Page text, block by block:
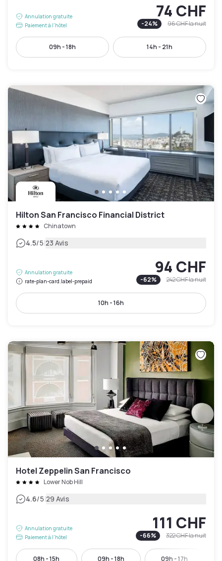
Annulation gratuite
Paiement à l'hôtel
74 CHF
-24% 96 CHFla nuit
09h - 18h 14h - 21h
Hilton San Francisco Financial District
Chinatown
4.5/5|23 Avis
Annulation gratuite
rate-plan-card.label-prepaid
94 CHF
-62% 242 CHFla nuit
10h - 16h
Hotel Zeppelin San Francisco
Lower Nob Hill
4.6/5|29 Avis
Annulation gratuite
Paiement à l'hôtel
111 CHF
-66% 322 CHFla nuit
08h - 15h 09h - 18h 09h - 17h